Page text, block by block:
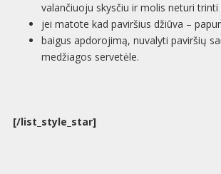
valančiuoju skysčiu ir molis neturi trinti
jei matote kad paviršius džiūva –
baigus apdorojimą, nuvalyti paviršių
medžiagos servetėle.
[/list_style_star]